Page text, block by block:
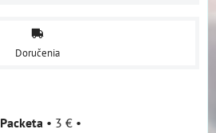
Doručenia
Packeta • 3 € •